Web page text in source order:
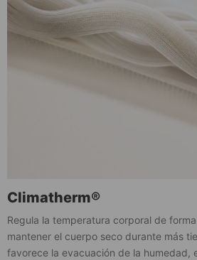
Climatherm®
Regula la temperatura corporal de
mantener el cuerpo seco durante más
favorece la evacuación de la humedad,